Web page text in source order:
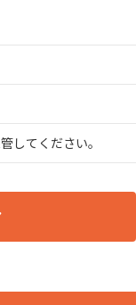
してください。